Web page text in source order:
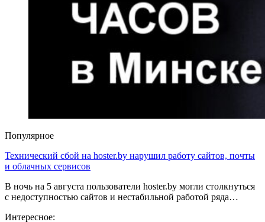
Популярное
Технический сбой на hoster.by нарушил работу сайтов, почты
и облачных сервисов
В ночь на 5 августа пользователи hoster.by могли столкнуться
с недоступностью сайтов и нестабильной работой ряда…
Интересное: